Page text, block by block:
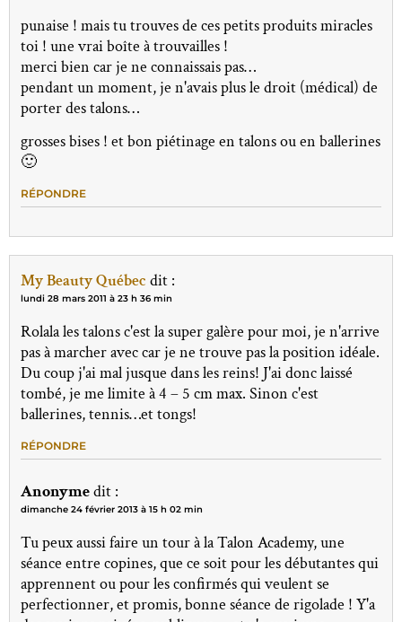
punaise ! mais tu trouves de ces petits produits miracles
toi ! une vrai boîte à trouvailles !
merci bien car je ne connaissais pas…
pendant un moment, je n'avais plus le droit (médical) de
porter des talons…
grosses bises ! et bon piétinage en talons ou en ballerines
🙂
RÉPONDRE
My Beauty Québec dit :
lundi 28 mars 2011 à 23 h 36 min
Rolala les talons c'est la super galère pour moi, je n'arrive
pas à marcher avec car je ne trouve pas la position idéale.
Du coup j'ai mal jusque dans les reins! J'ai donc laissé
tombé, je me limite à 4 – 5 cm max. Sinon c'est
ballerines, tennis…et tongs!
RÉPONDRE
Anonymedit :
dimanche 24 février 2013 à 15 h 02 min
Tu peux aussi faire un tour à la Talon Academy, une
séance entre copines, que ce soit pour les débutantes qui
apprennent ou pour les confirmés qui veulent se
perfectionner, et promis, bonne séance de rigolade ! Y'a